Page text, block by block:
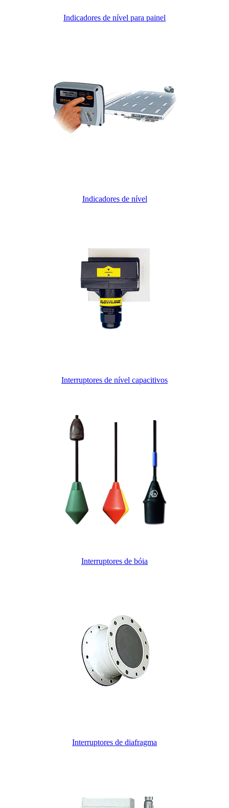
Indicadores de nível para painel
Indicadores de nível
Interruptores de nível capacitivos
Interruptores de bóia
Interruptores de diafragma